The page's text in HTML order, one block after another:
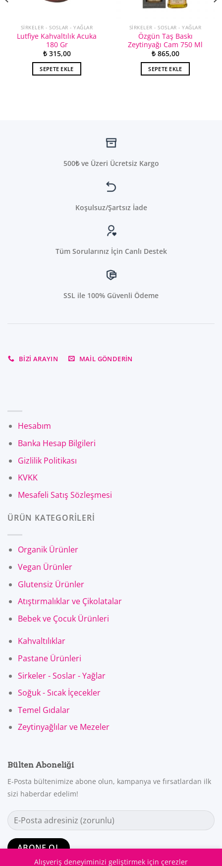
SIRKELER - SOSLAR - YAĞLAR
Lutfiye Kahvaltılık Acuka
180 Gr
₺315,00
SEPETE EKLE
SIRKELER - SOSLAR - YAĞLAR
Özgün Taş Baskı
Zeytinyağı Cam 750 Ml
₺865,00
SEPETE EKLE
500₺ ve Üzeri Ücretsiz Kargo
Koşulsuz/Şartsız İade
Tüm Sorularınız İçin Canlı Destek
SSL ile 100% Güvenli Ödeme
BIZI ARAYIN MAIL GÖNDERIN
Hesabım
Banka Hesap Bilgileri
Gizlilik Politikası
KVKK
Mesafeli Satış Sözleşmesi
ÜRÜN KATEGORİLERİ
Organik Ürünler
Vegan Ürünler
Glutensiz Ürünler
Atıştırmalıklar ve Çikolatalar
Bebek ve Çocuk Ürünleri
Kahvaltılıklar
Pastane Ürünleri
Sirkeler - Soslar - Yağlar
Soğuk - Sıcak İçecekler
Temel Gıdalar
Zeytinyağlılar ve Mezeler
Bülten Aboneliği
E-Posta bültenimize abone olun, kampanya ve fırsatlardan ilk
sizi haberdar edelim!
Alışveriş deneyiminizi geliştirmek için çerezler